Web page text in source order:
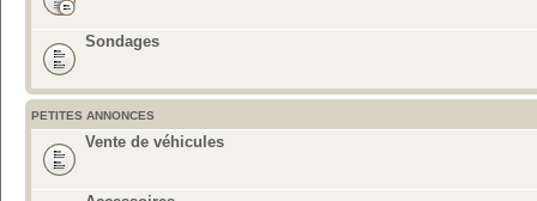
Sondages
PETITES ANNONCES
Vente de véhicules